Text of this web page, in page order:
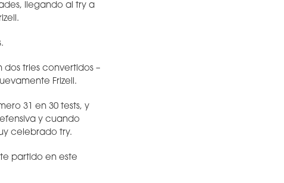
llegando al try a
dos tries convertidos –
Frizell.
31 en 30 tests, y
y cuando
celebrado try.
partido en este